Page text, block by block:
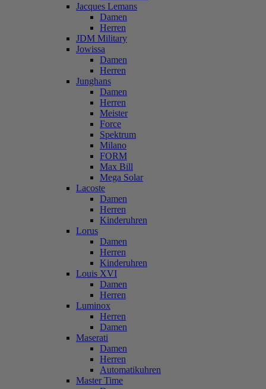
Jacques Lemans
Damen
Herren
JDM Military
Jowissa
Damen
Herren
Junghans
Damen
Herren
Meister
Force
Spektrum
Milano
FORM
Max Bill
Mega Solar
Lacoste
Damen
Herren
Kinderuhren
Lorus
Damen
Herren
Kinderuhren
Louis XVI
Damen
Herren
Luminox
Herren
Damen
Maserati
Damen
Herren
Automatikuhren
Master Time